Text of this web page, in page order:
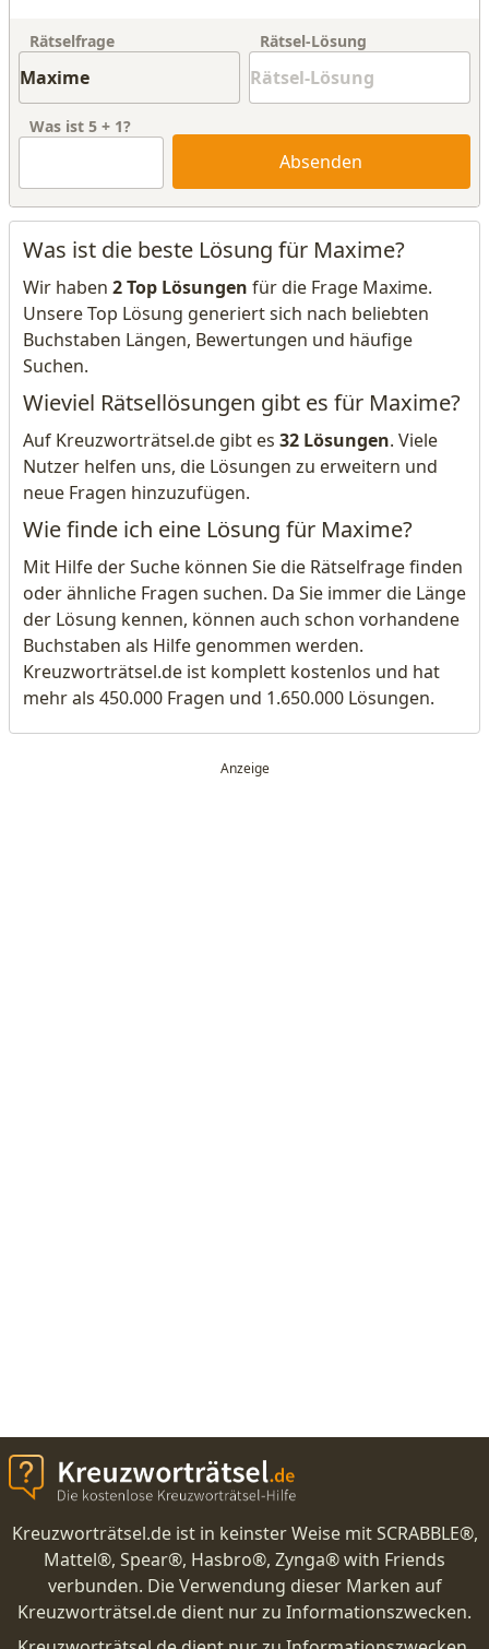
Rätselfrage Rätsel-Lösung
Was ist 5 + 1?
Absenden
Was ist die beste Lösung für Maxime?
Wir haben 2 Top Lösungen für die Frage Maxime.
Unsere Top Lösung generiert sich nach beliebten
Buchstaben Längen, Bewertungen und häufige
Suchen.
Wieviel Rätsellösungen gibt es für Maxime?
Auf Kreuzworträtsel.de gibt es 32 Lösungen. Viele
Nutzer helfen uns, die Lösungen zu erweitern und
neue Fragen hinzuzufügen.
Wie finde ich eine Lösung für Maxime?
Mit Hilfe der Suche können Sie die Rätselfrage finden
oder ähnliche Fragen suchen. Da Sie immer die Länge
der Lösung kennen, können auch schon vorhandene
Buchstaben als Hilfe genommen werden.
Kreuzworträtsel.de ist komplett kostenlos und hat
mehr als 450.000 Fragen und 1.650.000 Lösungen.
Kreuzworträtsel.de ist in keinster Weise mit SCRABBLE®,
Mattel®, Spear®, Hasbro®, Zynga® with Friends
verbunden. Die Verwendung dieser Marken auf
Kreuzworträtsel.de dient nur zu Informationszwecken.